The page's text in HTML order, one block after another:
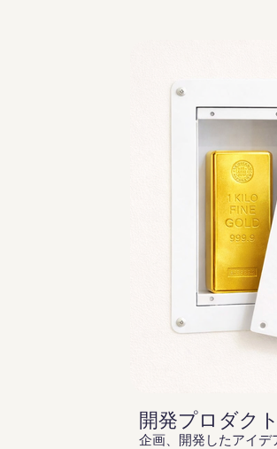
開発プロダクト
企画、開発したアイデ